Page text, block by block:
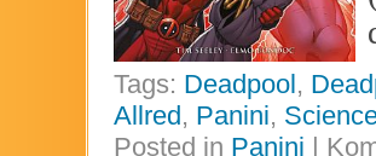
Tags: Deadpool,
Allred, Panini,
Posted in Panini |